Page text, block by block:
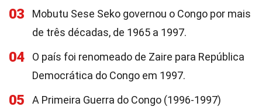
03
Mobutu Sese Seko governou o Congo por mais
de três décadas, de 1965 a 1997.
04
O país foi renomeado de Zaire para República
Democrática do Congo em 1997.
05
A Primeira Guerra do Congo (1996-1997)